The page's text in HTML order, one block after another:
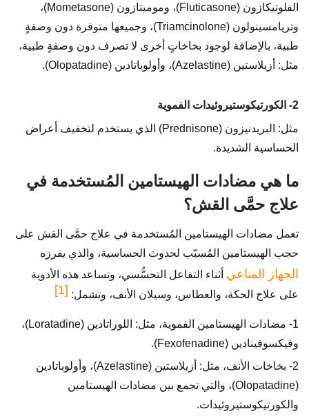
الفلوتيكازون (Fluticasone)، وموميتازون (Mometasone)،
وتريامسينولون (Triamcinolone)، وجميعها متوفرة دون وصفةٍ
طبية، بالإضافة لوجود بخاخاتٍ أخرى لا تصرف دون وصفةٍ طبية،
مثل: أزيلاستين (Azelastine)، وأولوباتادين (Olopatadine).
2- الكورتيكوستيروئيدات الفموية
مثل: البريدنيزون (Prednisone) الذي يستخدم لتخفيف أعراض
الحساسية الشديدة.
ما هي مضادات الهيستامين المُستخدمة في
علاج حمَّى القش؟
تعمل مضادات الهيستامين المُستخدمة في علاج حمَّى القش على
حجب الهيستامين المُسبّب لحدوث الحساسية، والذي يفرزه
الجهاز المناعي أثناء التفاعل التحسُّسي، وتساعد هذه الأدوية
على علاج الحكة، والعطاس، وسيلان الأنف، وتشمل: [1]
1- مضادات الهيستامين الفموية، مثل: اللوراتادين (Loratadine)،
وفيكسوفينادين (Fexofenadine).
2- بخاخات الأنف، مثل: أزيلاستين (Azelastine)، وأولوباتادين
(Olopatadine)، والتي تجمع بين مضادات الهيستامين
والكورتيكوستيروئيدات.